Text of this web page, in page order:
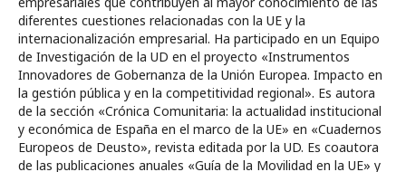
diferentes cuestiones relacionadas con la UE y la
internacionalización empresarial. Ha participado en un Equipo
de Investigación de la UD en el proyecto «Instrumentos
Innovadores de Gobernanza de la Unión Europea. Impacto en
la gestión pública y en la competitividad regional». Es autora
de la sección «Crónica Comunitaria: la actualidad institucional
y económica de España en el marco de la UE» en «Cuadernos
Europeos de Deusto», revista editada por la UD. Es coautora
de las publicaciones anuales «Guía de la Movilidad en la UE» y